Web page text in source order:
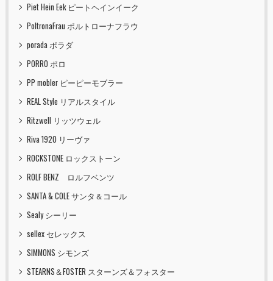
Piet Hein Eek ピートヘインイーク
PoltronaFrau ポルトローナフラウ
porada ポラダ
PORRO ポロ
PP mobler ピーピーモブラー
REAL Style リアルスタイル
Ritzwell リッツウェル
Riva 1920 リーヴァ
ROCKSTONE ロックストーン
ROLF BENZ ロルフベンツ
SANTA & COLE サンタ＆コール
Sealy シーリー
sellex セレックス
SIMMONS シモンズ
STEARNS＆FOSTER スターンズ＆フォスター